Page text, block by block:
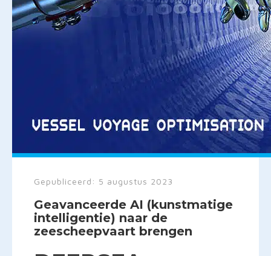
Gepubliceerd: 5 augustus 2023
Geavanceerde AI (kunstmatige
intelligentie) naar de
zeescheepvaart brengen